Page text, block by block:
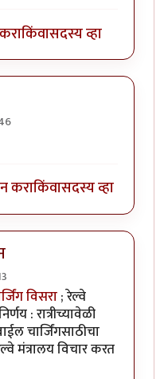
किंवासदस्य व्हा
कराकिंवासदस्य व्हा
विसरा; रेल्वे
: रात्रीच्यावेळी
चार्जिंगसाठीचा
मंत्रालय विचार करत